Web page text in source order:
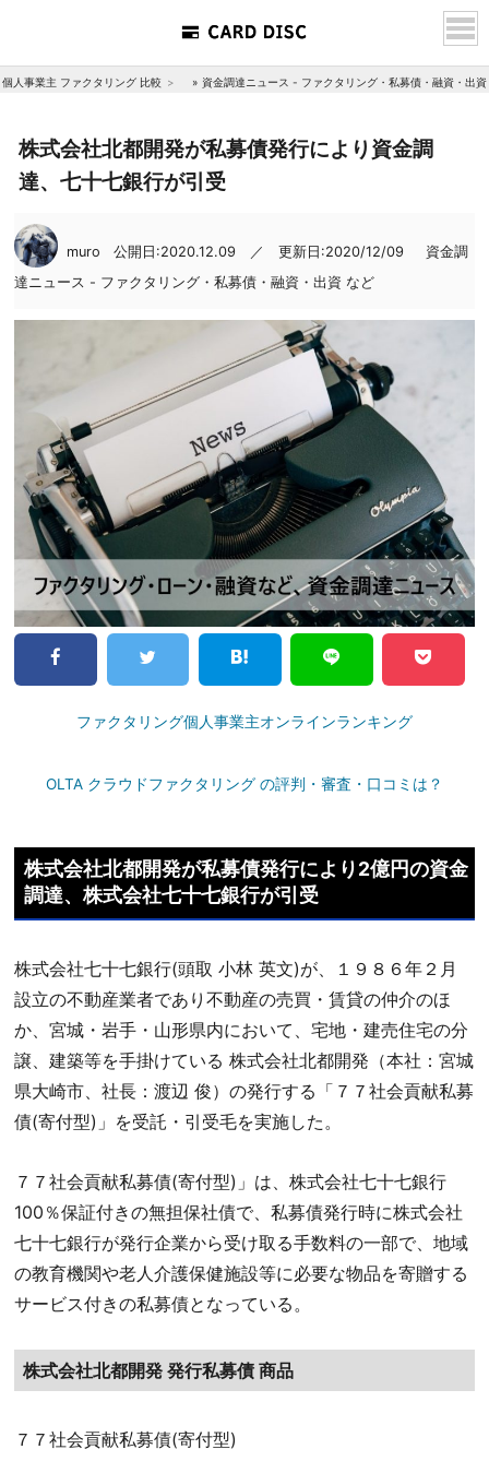
個人事業主 ファクタリング 比較 » 資金調達ニュース - ファクタリング・私募債・融資・出
株式会社北都開発が私募債発行により資金調
達、七十七銀行が引受
muro 公開日:2020.12.09 ／ 更新日:2020/12/09
資金調
達ニュース - ファクタリング・私募債・融資・出資 など
ファクタリング個人事業主オンラインランキング
OLTA クラウドファクタリング の評判・審査・口コミは？
株式会社北都開発が私募債発行により2億円の資金
調達、株式会社七十七銀行が引受
株式会社七十七銀行(頭取 小林 英文)が、１９８６年２月
設立の不動産業者であり不動産の売買・賃貸の仲介のほ
か、宮城・岩手・山形県内において、宅地・建売住宅の分
譲、建築等を手掛けている 株式会社北都開発（本社：宮城
県大崎市、社長：渡辺 俊）の発行する「７７社会貢献私募
債(寄付型)」を受託・引受毛を実施した。
７７社会貢献私募債(寄付型)」は、株式会社七十七銀行
100％保証付きの無担保社債で、私募債発行時に株式会社
七十七銀行が発行企業から受け取る手数料の一部で、地域
の教育機関や老人介護保健施設等に必要な物品を寄贈する
サービス付きの私募債となっている。
株式会社北都開発 発行私募債 商品
７７社会貢献私募債(寄付型)